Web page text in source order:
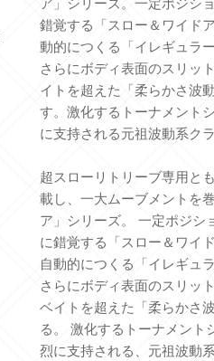
錯覚する「スロー＆ワイド
動的につくる「イレギュラ
さらにボディ表面のスリッ
イトを超えた「柔らかさ波
す。激化するトーナメント
に支持される元祖波動系ク
超スローリトリーブ専用と
載し、一大ムーブメントを
ア」シリーズ。 一定ポジシ
に錯覚する「スロー＆ワイ
自動的につくる「イレギュ
さらにボディ表面のスリッ
ベイトを超えた「柔らかさ
る。 激化するトーナメント
烈に支持される、元祖波動